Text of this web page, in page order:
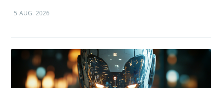
5 AUG. 2026